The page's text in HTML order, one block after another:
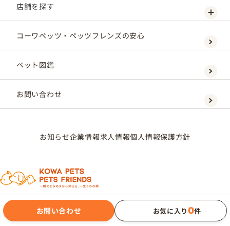
お問い合わせ お気に入り 0件
店舗を探す
コーワペッツ・ペッツフレンズの安心
ペット図鑑
お問い合わせ
お知らせ企業情報求人情報個人情報保護方針
KOWAPETS CORPORATION Co., Ltd.